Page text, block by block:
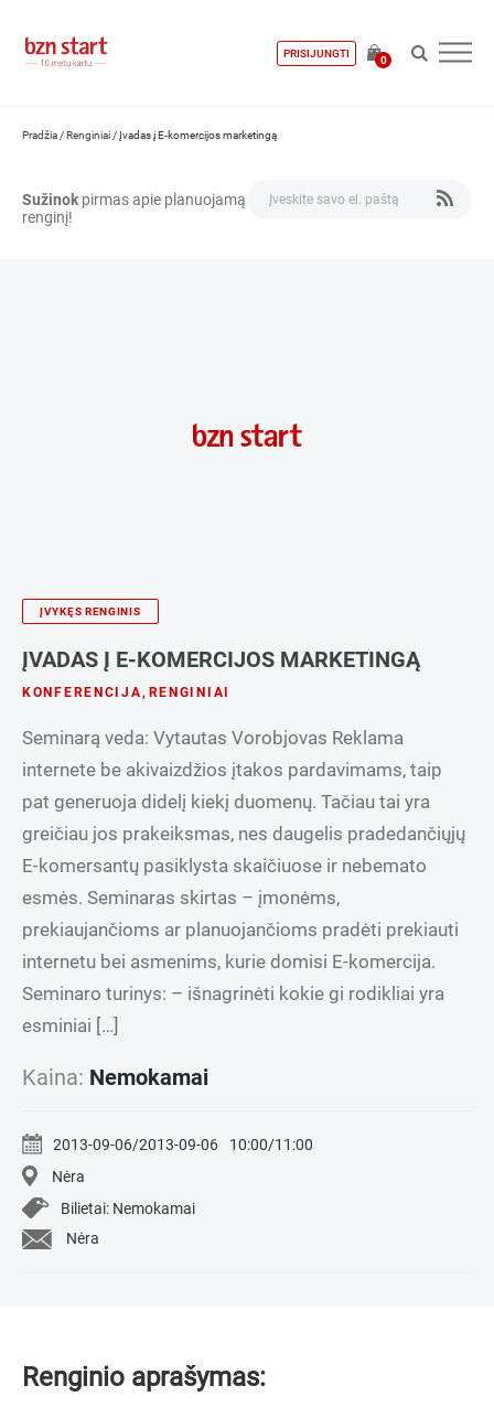
PRISIJUNGTI
0
Pradžia /Renginiai / Įvadas į E-komercijos marketingą
Sužinok pirmas apie planuojamą
renginį!
ĮVYKĘS RENGINIS
ĮVADAS Į E-KOMERCIJOS MARKETINGĄ
KONFERENCIJA, RENGINIAI
Seminarą veda: Vytautas Vorobjovas Reklama
internete be akivaizdžios įtakos pardavimams, taip
pat generuoja didelį kiekį duomenų. Tačiau tai yra
greičiau jos prakeiksmas, nes daugelis pradedančiųjų
E-komersantų pasiklysta skaičiuose ir nebemato
esmės. Seminaras skirtas – įmonėms,
prekiaujančioms ar planuojančioms pradėti prekiauti
internetu bei asmenims, kurie domisi E-komercija.
Seminaro turinys: – išnagrinėti kokie gi rodikliai yra
esminiai […]
Kaina: Nemokamai
2013-09-06/2013-09-06
10:00/11:00
Nėra
Bilietai: Nemokamai
Nėra
Renginio aprašymas: